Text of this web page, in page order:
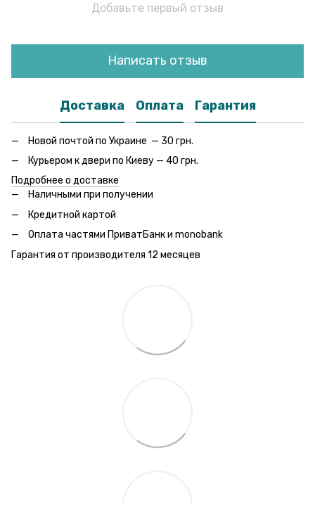
Добавьте первый отзыв
Написать отзыв
Доставка Оплата Гарантия
Новой почтой по Украине — 30 грн.
Курьером к двери по Киеву — 40 грн.
Подробнее о доставке
Наличными при получении
Кредитной картой
Оплата частями ПриватБанк и monobank
Гарантия от производителя 12 месяцев